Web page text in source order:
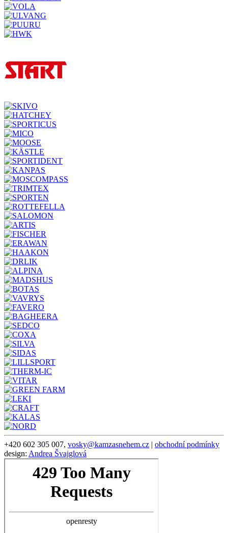
+420 602 305 007, vosky@kamzasnehem.cz | obchodní podmínky
design: Andrea Švajglová